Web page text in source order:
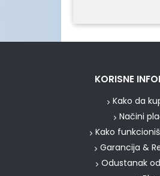
KORISNE
Kako da
Načini
Kako
Garancija &
Odustanak